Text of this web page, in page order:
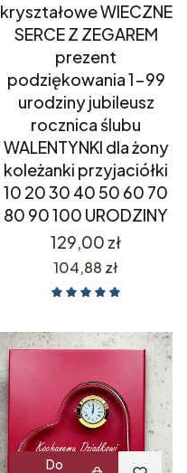
kryształowe WIECZNE
SERCE Z ZEGAREM
prezent
podziękowania 1-99
urodziny jubileusz
rocznica ślubu
WALENTYNKI dla żony
koleżanki przyjaciółki
10 20 30 40 50 60 70
80 90 100 URODZINY
Cena
129,00 zł
Cena
104,88 zł
Do